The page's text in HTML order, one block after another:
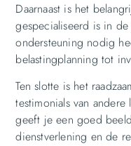
Daarnaast is het
gespecialiseerd is in
ondersteuning nodig
belastingplanning tot
Ten slotte is het
testimonials van
geeft je een goed
dienstverlening en de